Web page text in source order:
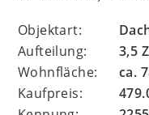
Objektart:
Aufteilung:
3,5
Wohnfläche:
ca.
Kaufpreis: